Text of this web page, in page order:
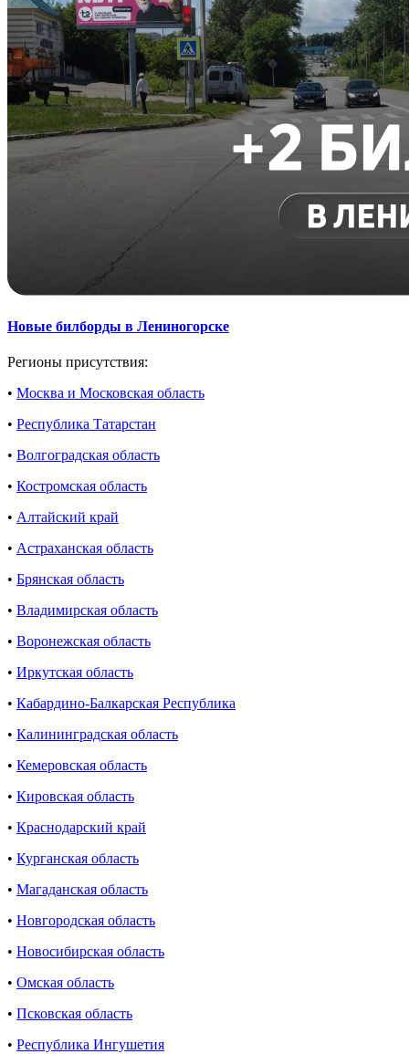
Новые билборды в Лениногорске
Регионы присутствия:
• Москва и Московская область
• Республика Татарстан
• Волгоградская область
• Костромская область
• Алтайский край
• Астраханская область
• Брянская область
• Владимирская область
• Воронежская область
• Иркутская область
• Кабардино-Балкарская Республика
• Калининградская область
• Кемеровская область
• Кировская область
• Краснодарский край
• Курганская область
• Магаданская область
• Новгородская область
• Новосибирская область
• Омская область
• Псковская область
• Республика Ингушетия